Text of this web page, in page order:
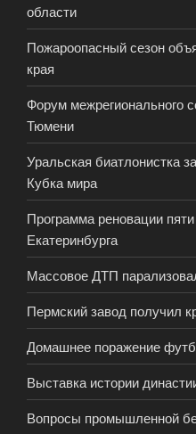
области
Пожароопасный сезон
края
Форум межрегионального
Тюмени
Уральская биатлонистка
Кубка мира
Программа реновации
Екатеринбурга
Массовое ДТП
Пермский завод получил
Домашнее поражение
Выставка истории
Вопросы промышленной